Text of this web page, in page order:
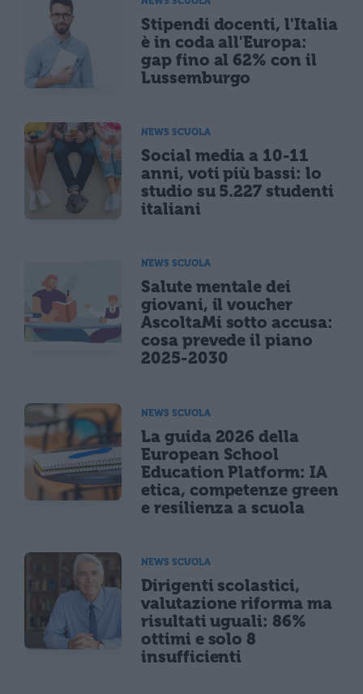
Stipendi docenti, l'Italia
è in coda all'Europa:
gap fino al 62% con il
Lussemburgo
NEWS SCUOLA
Social media a 10-11
anni, voti più bassi: lo
studio su 5.227 studenti
italiani
NEWS SCUOLA
Salute mentale dei
giovani, il voucher
AscoltaMi sotto accusa:
cosa prevede il piano
2025-2030
NEWS SCUOLA
La guida 2026 della
European School
Education Platform: IA
etica, competenze green
e resilienza a scuola
NEWS SCUOLA
Dirigenti scolastici,
valutazione riforma ma
risultati uguali: 86%
ottimi e solo 8
insufficienti